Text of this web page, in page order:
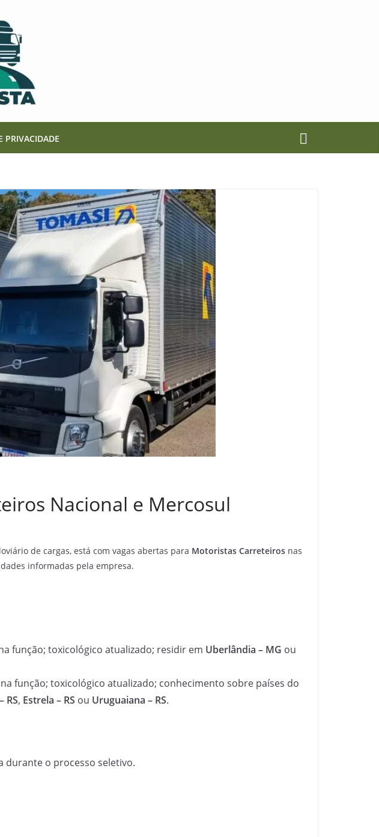
PRIVACIDADE
Nacional e Mercosul
de cargas, está com vagas abertas para Motoristas Carreteiros nas
informadas pela empresa.
função; toxicológico atualizado; residir em Uberlândia – MG ou
função; toxicológico atualizado; conhecimento sobre países do
RS, Estrela – RS ou Uruguaiana – RS.
durante o processo seletivo.